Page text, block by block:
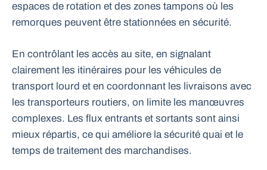
espaces de rotation et des zones tampons où les
remorques peuvent être stationnées en sécurité.
En contrôlant les accès au site, en signalant
clairement les itinéraires pour les véhicules de
transport lourd et en coordonnant les livraisons avec
les transporteurs routiers, on limite les manœuvres
complexes. Les flux entrants et sortants sont ainsi
mieux répartis, ce qui améliore la sécurité quai et le
temps de traitement des marchandises.